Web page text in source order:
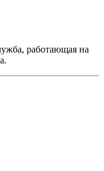
работающая на